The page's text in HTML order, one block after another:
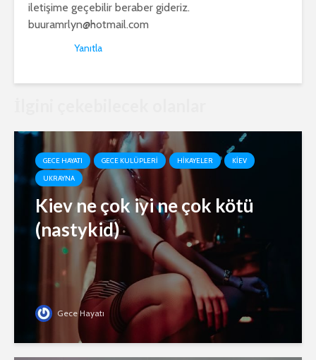
iletişime geçebilir beraber gideriz.
buuramrlyn@hotmail.com
Yanıtla
GECE HAYATI GECE KULÜPLERI HIKAYELER
KIEV
UKRAYNA
Kiev ne çok iyi ne çok kötü
(nastykid)
Gece Hayatı